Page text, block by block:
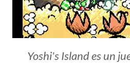
Yoshi's Island es un